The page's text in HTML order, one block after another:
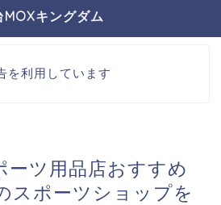
MOXキングダム
を利用しています
ーツ用品店おすすめ
スポーツショップを